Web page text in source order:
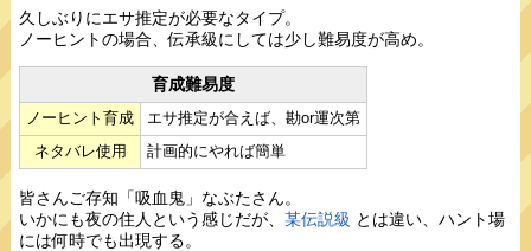
久しぶりにエサ推定が必要なタイプ。
ノーヒントの場合、伝承級にしては少し難易度が高め。
育成難易度
ノーヒント育成
エサ推定が合えば、勘or運次第
ネタバレ使用
計画的にやれば簡単
皆さんご存知「吸血鬼」なぶたさん。
いかにも夜の住人という感じだが、某伝説級 とは違い、ハント場
には何時でも出現する。